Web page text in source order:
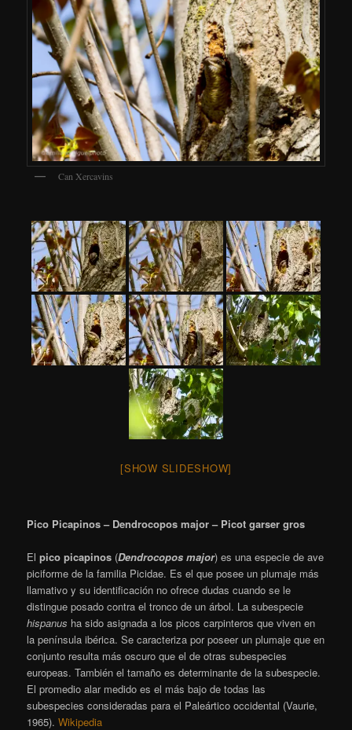
Can Xercavins
[SHOW SLIDESHOW]
Pico Picapinos – Dendrocopos major – Picot garser gros
Elpico picapinos (Dendrocopos major) es una especie de ave
piciforme de la familia Picidae. Es el que posee un plumaje más
llamativo y su identificación no ofrece dudas cuando se le
distingue posado contra el tronco de un árbol. La subespecie
hispanus ha sido asignada a los picos carpinteros que viven en
la península ibérica. Se caracteriza por poseer un plumaje que en
conjunto resulta más oscuro que el de otras subespecies
europeas. También el tamaño es determinante de la subespecie.
El promedio alar medido es el más bajo de todas las
subespecies consideradas para el Paleártico occidental (Vaurie,
1965).Wikipedia